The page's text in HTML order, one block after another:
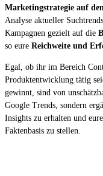
Marketingstrategie auf
Analyse aktueller
Kampagnen gezielt auf die
so eure Reichweite und
Egal, ob ihr im Bereich
Produktentwicklung tätig
gewinnt, sind von
Google Trends, sondern
Insights zu erhalten und
Faktenbasis zu stellen.